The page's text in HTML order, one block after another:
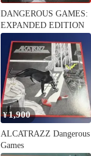
DANGEROUS GAMES:
EXPANDED EDITION
¥1,900
ALCATRAZZ Dangerous
Games